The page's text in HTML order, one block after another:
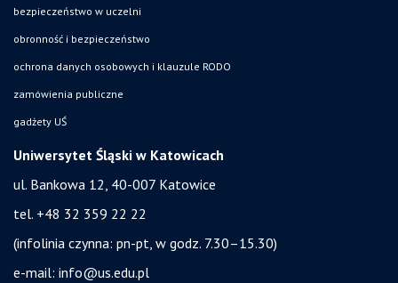
bezpieczeństwo w uczelni
obronność i bezpieczeństwo
ochrona danych osobowych i klauzule RODO
zamówienia publiczne
gadżety UŚ
Uniwersytet Śląski w Katowicach
ul. Bankowa 12, 40-007 Katowice
tel. +48 32 359 22 22
(infolinia czynna: pn-pt, w godz. 7.30–15.30)
e-mail: info@us.edu.pl